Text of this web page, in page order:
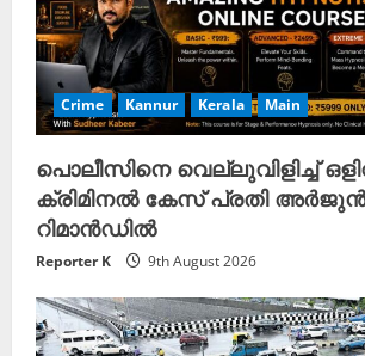
Crime Kannur Kerala Main
പൊലീസിനെ വെല്ലുവിളിച്ച്
ക്രിമിനൽ കേസ് പ്രതി
റിമാൻഡിൽ
Reporter K 9th August 2026